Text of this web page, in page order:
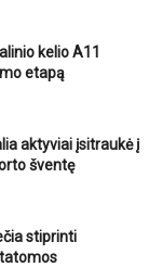
kelio A11
etapą
aktyviai įsitraukė į
šventę
stiprinti